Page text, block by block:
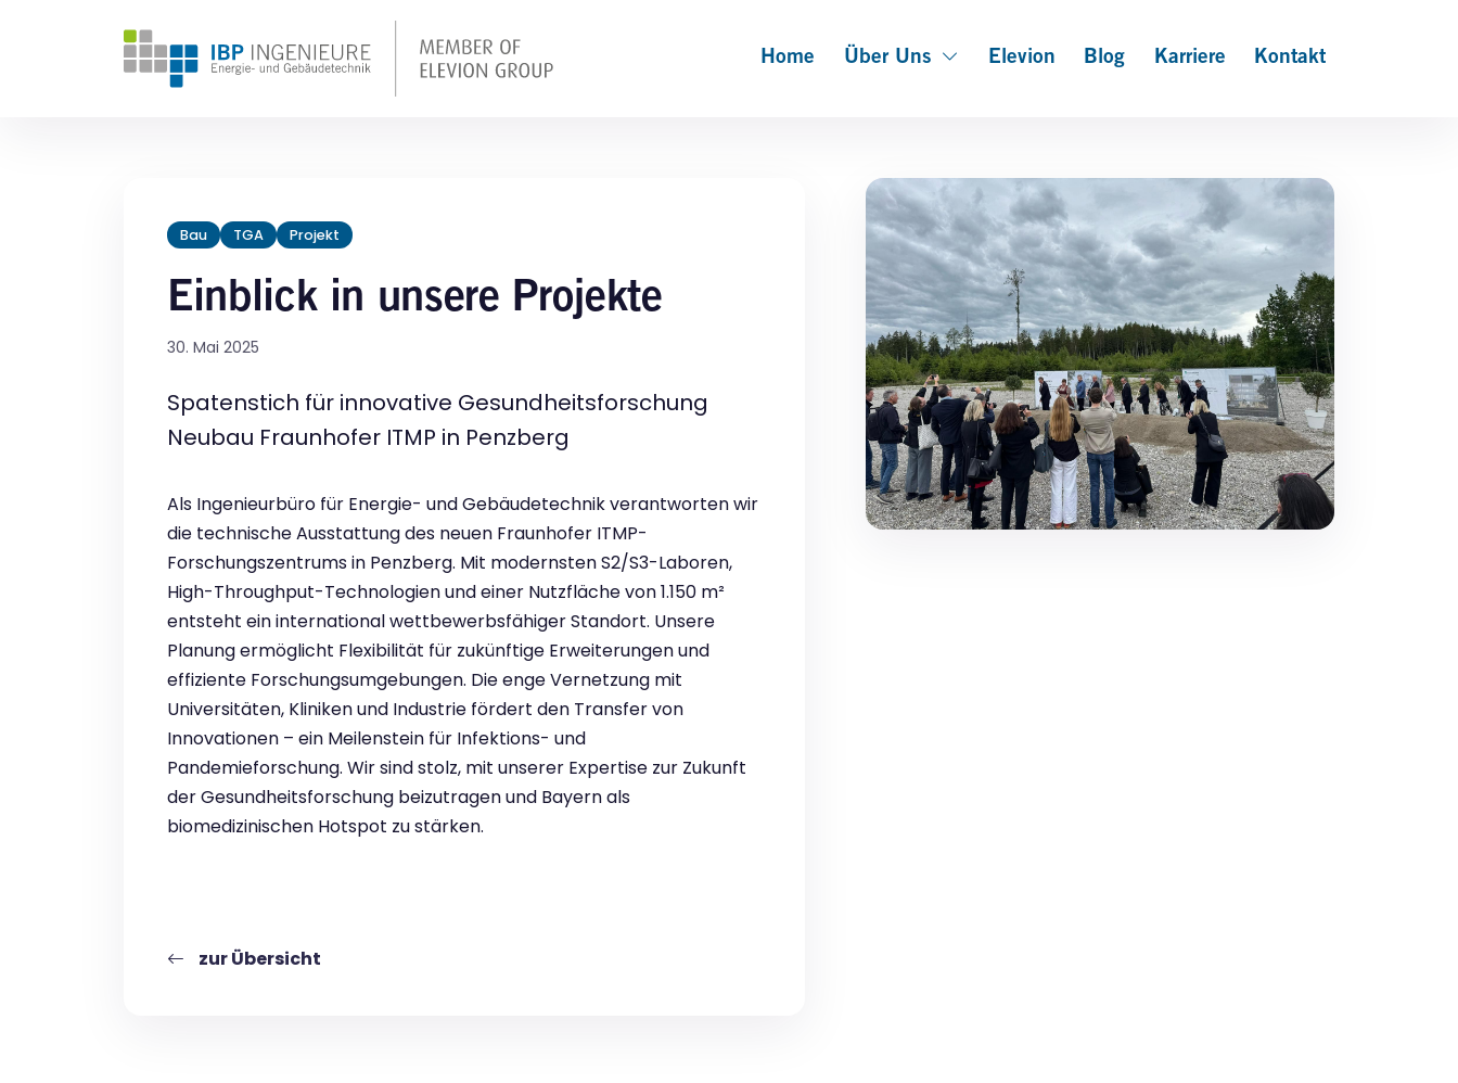
Home Über Uns Elevion Blog Karriere Kontakt
Bau TGA Projekt
Einblick in unsere Projekte
30. Mai 2025
Spatenstich für innovative Gesundheitsforschung
Neubau Fraunhofer ITMP in Penzberg
Als Ingenieurbüro für Energie- und Gebäudetechnik verantworten wir
die technische Ausstattung des neuen Fraunhofer ITMP-
Forschungszentrums in Penzberg. Mit modernsten S2/S3-Laboren,
High-Throughput-Technologien und einer Nutzfläche von 1.150 m²
entsteht ein international wettbewerbsfähiger Standort. Unsere
Planung ermöglicht Flexibilität für zukünftige Erweiterungen und
effiziente Forschungsumgebungen. Die enge Vernetzung mit
Universitäten, Kliniken und Industrie fördert den Transfer von
Innovationen – ein Meilenstein für Infektions- und
Pandemieforschung. Wir sind stolz, mit unserer Expertise zur Zukunft
der Gesundheitsforschung beizutragen und Bayern als
biomedizinischen Hotspot zu stärken.
zur Übersicht